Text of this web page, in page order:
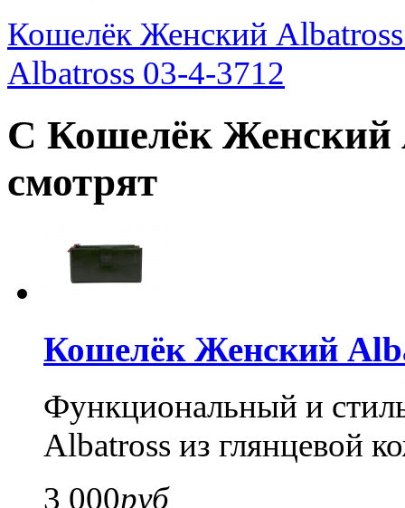
Кошелёк Женский
Albatross 03-4-3712
С Кошелёк Женский
смотрят
Кошелёк Женский
Функциональный и
Albatross из глянцевой
3 000руб